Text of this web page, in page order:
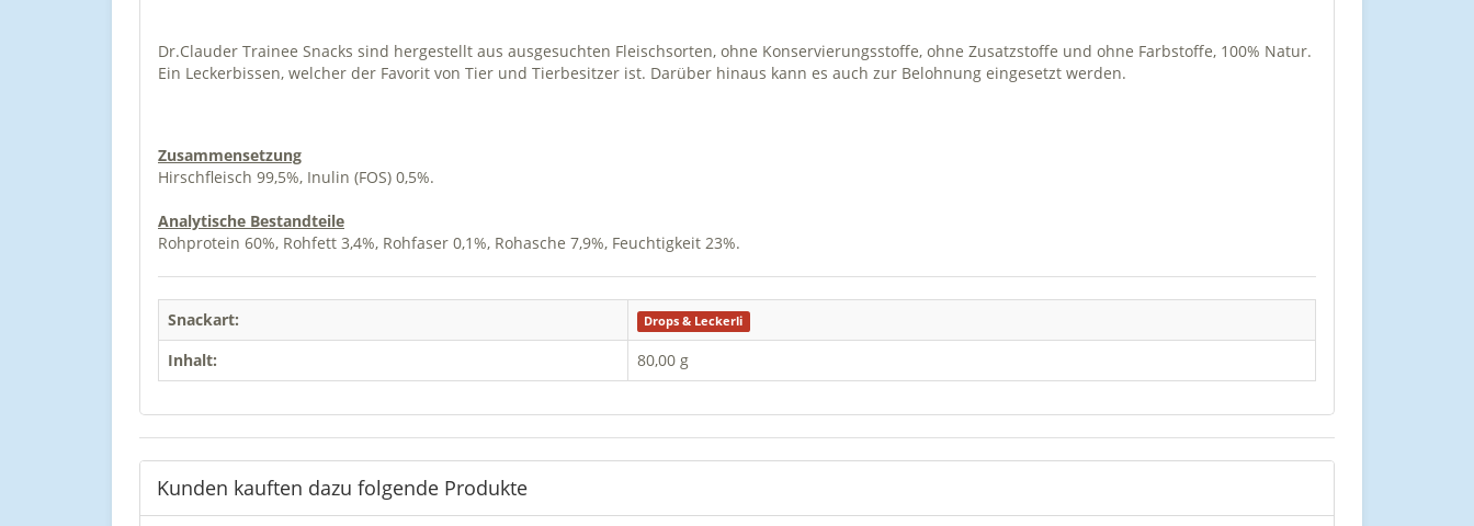
Dr.Clauder Trainee Snacks sind hergestellt aus ausgesuchten Fleischsorten, ohne Konservierungsstoffe, ohne Zusatzstoffe und ohne Farbstoffe, 100% Natur.
Ein Leckerbissen, welcher der Favorit von Tier und Tierbesitzer ist. Darüber hinaus kann es auch zur Belohnung eingesetzt werden.
Zusammensetzung
Hirschfleisch 99,5%, Inulin (FOS) 0,5%.
Analytische Bestandteile
Rohprotein 60%, Rohfett 3,4%, Rohfaser 0,1%, Rohasche 7,9%, Feuchtigkeit 23%.
Snackart: Drops & Leckerli
Inhalt: 80,00 g
Kunden kauften dazu folgende Produkte